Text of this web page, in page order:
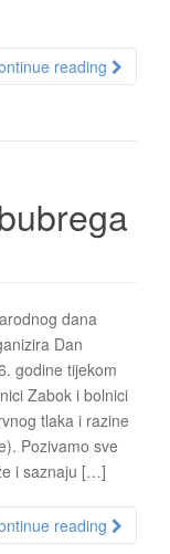
reading
dana
Dan
godine tijekom
Zabok i bolnici
tlaka i razine
Pozivamo sve
i saznaju […]
reading